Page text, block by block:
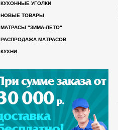
КУХОННЫЕ УГОЛКИ
НОВЫЕ ТОВАРЫ
МАТРАСЫ "ЗИМА-ЛЕТО"
РАСПРОДАЖА МАТРАСОВ
КУХНИ